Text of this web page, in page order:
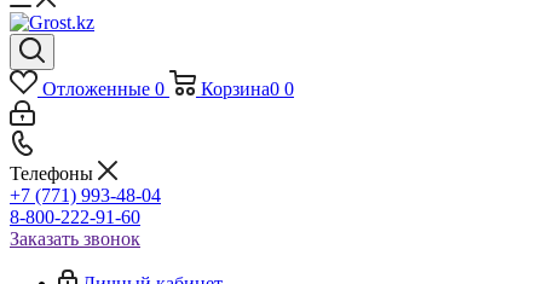
Отложенные 0 Корзина0 0
Телефоны
+7 (771) 993-48-04
8-800-222-91-60
Заказать звонок